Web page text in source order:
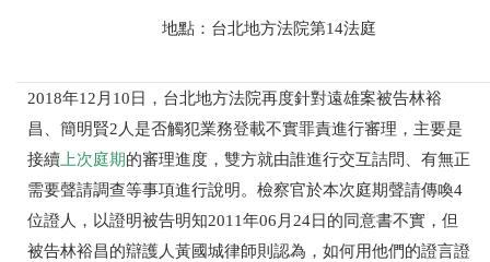
地點：台北地方法院第14法庭
2018年12月10日，台北地方法院再度針對遠雄案被告林裕
昌、簡明賢2人是否觸犯業務登載不實罪責進行審理，主要是
接續 上次庭期的審理進度，雙方就由誰進行交互詰問、有無正
需要聲請調查等事項進行說明。檢察官於本次庭期聲請傳喚4
位證人，以證明被告明知2011年06月24日的同意書不實，但
被告林裕昌的辯護人黃國城律師則認為，如何用他們的證言證